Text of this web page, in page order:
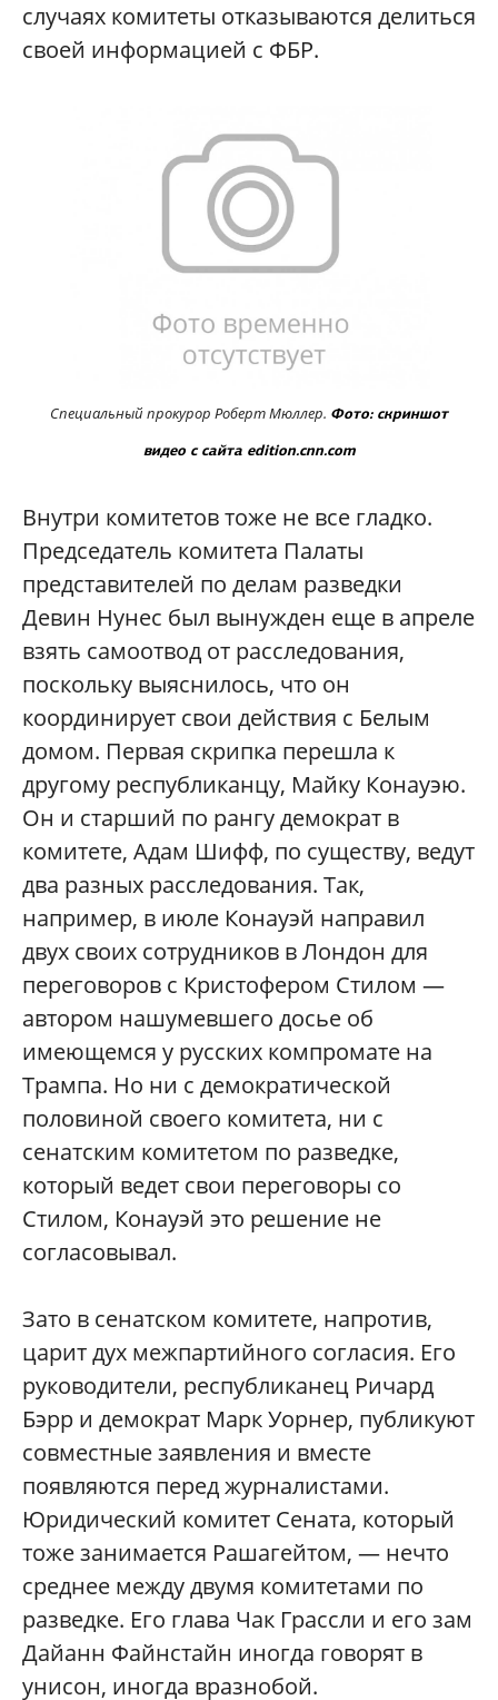
случаях комитеты отказываются делиться
своей информацией с ФБР.
Специальный прокурор Роберт Мюллер. Фото: скриншот
видео с сайта edition.cnn.com
Внутри комитетов тоже не все гладко.
Председатель комитета Палаты
представителей по делам разведки
Девин Нунес был вынужден еще в апреле
взять самоотвод от расследования,
поскольку выяснилось, что он
координирует свои действия с Белым
домом. Первая скрипка перешла к
другому республиканцу, Майку Конауэю.
Он и старший по рангу демократ в
комитете, Адам Шифф, по существу, ведут
два разных расследования. Так,
например, в июле Конауэй направил
двух своих сотрудников в Лондон для
переговоров с Кристофером Стилом —
автором нашумевшего досье об
имеющемся у русских компромате на
Трампа. Но ни с демократической
половиной своего комитета, ни с
сенатским комитетом по разведке,
который ведет свои переговоры со
Стилом, Конауэй это решение не
согласовывал.
Зато в сенатском комитете, напротив,
царит дух межпартийного согласия. Его
руководители, республиканец Ричард
Бэрр и демократ Марк Уорнер, публикуют
совместные заявления и вместе
появляются перед журналистами.
Юридический комитет Сената, который
тоже занимается Рашагейтом, — нечто
среднее между двумя комитетами по
разведке. Его глава Чак Грассли и его зам
Дайанн Файнстайн иногда говорят в
унисон, иногда вразнобой.